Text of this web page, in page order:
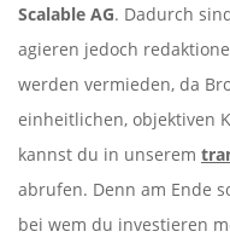
Scalable AG. Dadurch
agieren jedoch
werden vermieden, da
einheitlichen, objektiven
kannst du in unserem
abrufen. Denn am Ende
bei wem du investieren